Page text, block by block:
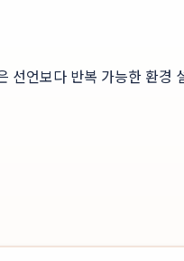
선언보다 반복 가능한 환경